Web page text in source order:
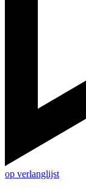
op verlanglijst